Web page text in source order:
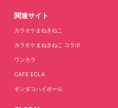
関連サイト
カラオケまねきねこ
カラオケまねきねこ コラボ
ワンカラ
CAFE ECLA
ギンダコハイボール